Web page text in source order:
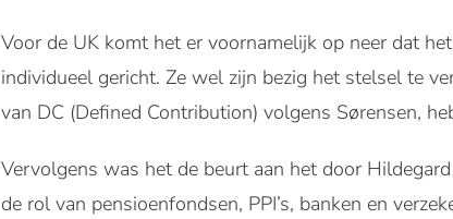
Voor de UK komt het er voornamelijk op neer dat
individueel gericht. Ze wel zijn bezig het stelsel te
van DC (Defined Contribution) volgens Sørensen,
Vervolgens was het de beurt aan het door Hildegard
de rol van pensioenfondsen, PPI’s, banken en